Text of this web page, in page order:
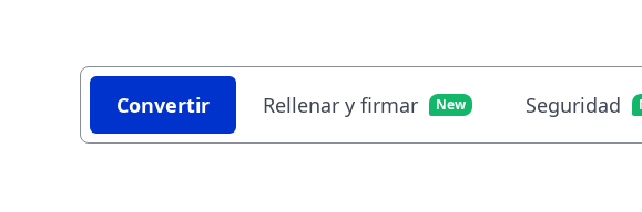
Convertir Rellenar y firmar New Seguridad